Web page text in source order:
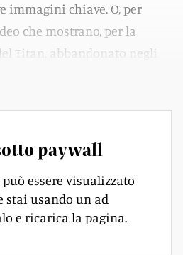
immagini chiave. O, per
che mostrano, per la
Titan, abbandonato negli
paywall
essere visualizzato
stai usando un ad
e ricarica la pagina.